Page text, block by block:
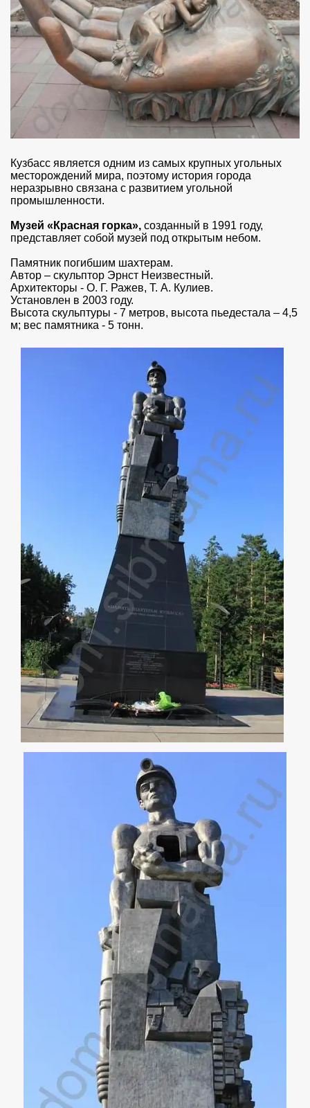
Кузбасс является одним из самых крупных угольных
месторождений мира, поэтому история города
неразрывно связана с развитием угольной
промышленности.
Музей «Красная горка», созданный в 1991 году,
представляет собой музей под открытым небом.
Памятник погибшим шахтерам.
Автор – скульптор Эрнст Неизвестный.
Архитекторы - О. Г. Ражев, Т. А. Кулиев.
Установлен в 2003 году.
Высота скульптуры - 7 метров, высота пьедестала – 4,5
м; вес памятника - 5 тонн.